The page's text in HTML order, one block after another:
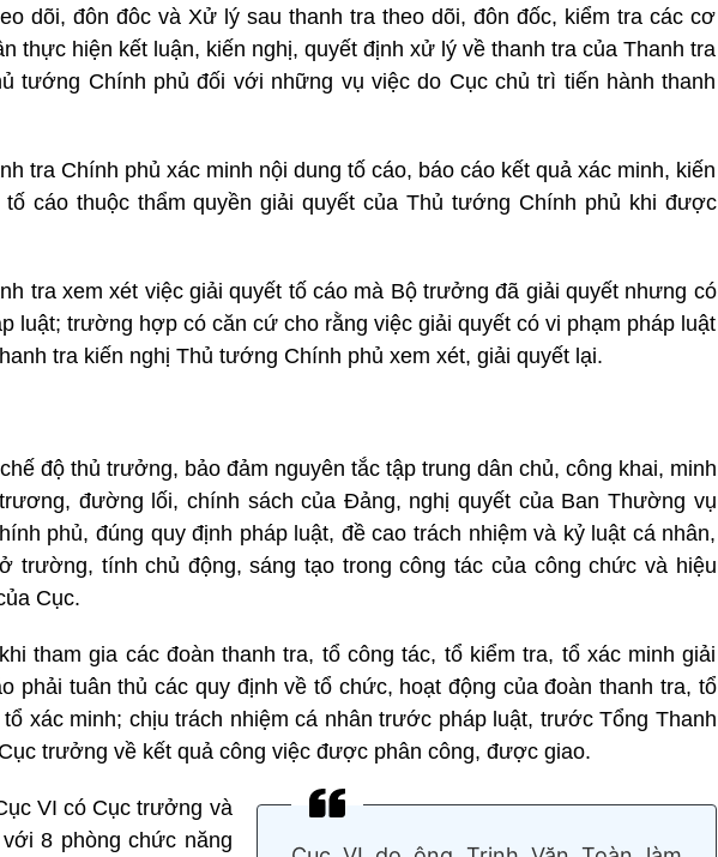
dõi, đôn đôc và Xử lý sau thanh tra theo dõi, đôn đốc, kiểm tra các cơ
thực hiện kết luận, kiến nghị, quyết định xử lý về thanh tra của Thanh tra
tướng Chính phủ đối với những vụ việc do Cục chủ trì tiến hành thanh
tra Chính phủ xác minh nội dung tố cáo, báo cáo kết quả xác minh, kiến
cáo thuộc thẩm quyền giải quyết của Thủ tướng Chính phủ khi được
tra xem xét việc giải quyết tố cáo mà Bộ trưởng đã giải quyết nhưng có
luật; trường hợp có căn cứ cho rằng việc giải quyết có vi phạm pháp luật
tra kiến nghị Thủ tướng Chính phủ xem xét, giải quyết lại.
độ thủ trưởng, bảo đảm nguyên tắc tập trung dân chủ, công khai, minh
đường lối, chính sách của Đảng, nghị quyết của Ban Thường vụ
phủ, đúng quy định pháp luật, đề cao trách nhiệm và kỷ luật cá nhân,
trường, tính chủ động, sáng tạo trong công tác của công chức và hiệu
Cục.
tham gia các đoàn thanh tra, tổ công tác, tổ kiểm tra, tổ xác minh giải
phải tuân thủ các quy định về tổ chức, hoạt động của đoàn thanh tra, tổ
xác minh; chịu trách nhiệm cá nhân trước pháp luật, trước Tổng Thanh
trưởng về kết quả công việc được phân công, được giao.
VI có Cục trưởng và
8 phòng chức năng